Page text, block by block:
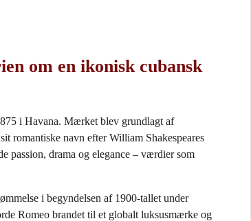
om en ikonisk cubansk
iHavana. Mærket blev grundlagt af
romantiske navn efter William Shakespeares
passion, drama og elegance – værdier som
i begyndelsen af 1900-tallet under
Romeo brandet til et globalt luksusmærke og